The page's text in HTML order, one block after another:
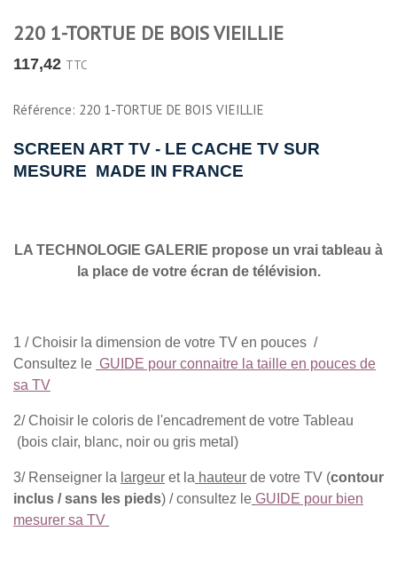
220 1-TORTUE DE BOIS VIEILLIE
117,42 TTC
Référence: 220 1-TORTUE DE BOIS VIEILLIE
SCREEN ART TV - LE CACHE TV SUR
MESURE MADE IN FRANCE
LA TECHNOLOGIE GALERIE propose un vrai tableau à
la place de votre écran de télévision.
1 / Choisir la dimension de votre TV en pouces /
Consultez le GUIDE pour connaitre la taille en pouces de
sa TV
2/ Choisir le coloris de l'encadrement de votre Tableau
(bois clair, blanc, noir ou gris metal)
3/ Renseigner la largeur et la hauteur de votre TV (contour
inclus / sans les pieds) / consultez le GUIDE pour bien
mesurer sa TV